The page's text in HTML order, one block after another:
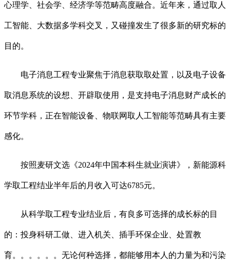
心理学、社会学、经济学等范畴高度融合。近年来，通过取人
工智能、大数据多学科交叉，又碰撞发生了很多新的研究标的
目的。
电子消息工程专业聚焦于消息获取取处置，以及电子设备
取消息系统的设想、开辟取使用，是支持电子消息财产成长的
环节学科，正在智能设备、物联网取人工智能等范畴具有主要
感化。
按照麦研文选《2024年中国本科生就业演讲》，新能源科
学取工程结业半年后的月收入可达6785元。
从科学取工程专业结业后，有良多可选择的成长标的目
的：投身科研工做、进入机关、插手环保企业、处置教
育。。。。。。无论何种选择，都能够用本人的力量为和污染